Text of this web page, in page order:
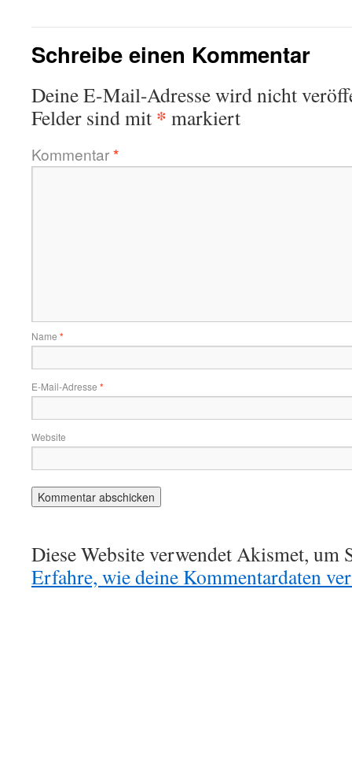
Schreibe einen Kommentar
Deine E-Mail-Adresse wird nicht
Felder sind mit * markiert
Kommentar*
Name *
E-Mail-Adresse *
Website
Diese Website verwendet Akismet, um
Erfahre, wie deine Kommentardaten